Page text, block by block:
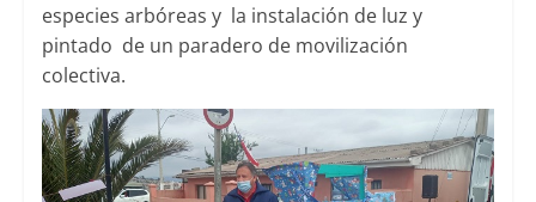
especies arbóreas y la instalación de luz y
pintado de un paradero de movilización
colectiva.